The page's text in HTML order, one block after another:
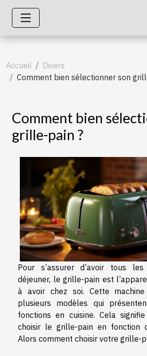
Accueil
Divers
Comment bien sélectionner son
Comment bien
grille-pain ?
Pour s’assurer d’avoir tous
déjeuner, le grille-pain est
à avoir chez soi. Cette
plusieurs modèles qui
fonctions en cuisine. Cela
choisir le grille-pain en fonction
Alors comment choisir votre grille-